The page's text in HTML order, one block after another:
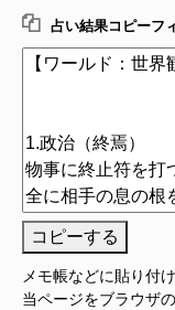
占い結果コピーフ
コピーする
メモ帳などに貼り付
当ページをブラウザ